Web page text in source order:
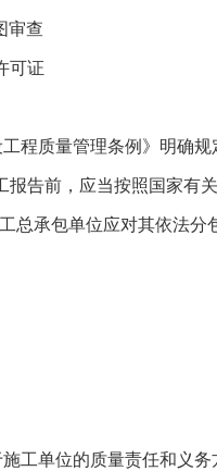
查
证
质量管理条例》明确规
报告前，应当按照国家有
承包单位应对其依法分包
单位的质量责任和义务